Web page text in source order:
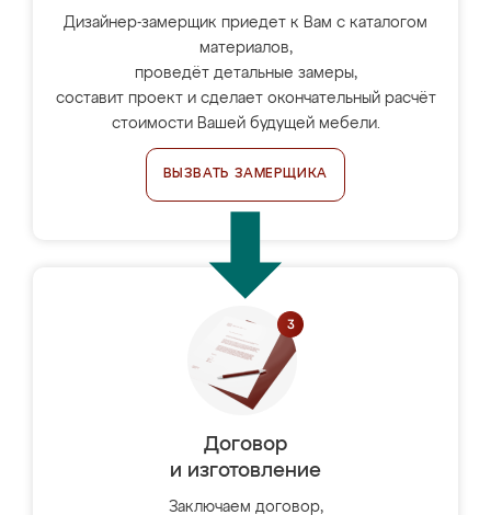
Дизайнер-замерщик приедет к Вам с каталогом
материалов,
проведёт детальные замеры,
составит проект и сделает окончательный расчёт
стоимости Вашей будущей мебели.
ВЫЗВАТЬ ЗАМЕРЩИКА
Договор
и изготовление
Заключаем договор,